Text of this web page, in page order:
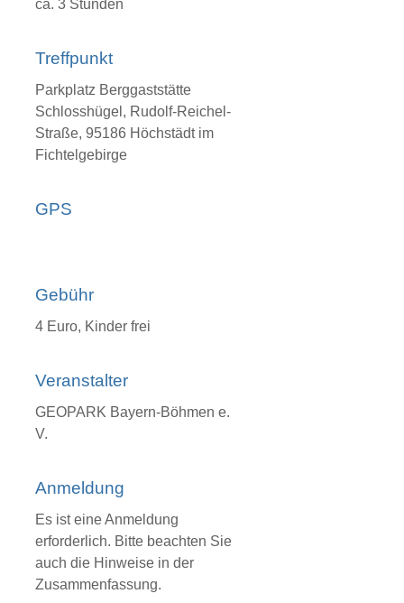
ca. 3 Stunden
Treffpunkt
Parkplatz Berggaststätte
Schlosshügel, Rudolf-Reichel-
Straße, 95186 Höchstädt im
Fichtelgebirge
GPS
Gebühr
4 Euro, Kinder frei
Veranstalter
GEOPARK Bayern-Böhmen e.
V.
Anmeldung
Es ist eine Anmeldung
erforderlich. Bitte beachten Sie
auch die Hinweise in der
Zusammenfassung.